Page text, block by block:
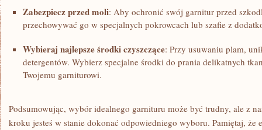
Zabezpiecz przed​ moli: ⁢Aby ochronić ⁢swój garnitur przed
przechowywać go ‍w specjalnych pokrowcach lub⁣ szafie⁣ z
Wybieraj najlepsze środki czyszczące: ‌Przy ⁣usuwaniu ⁢plam,
detergentów. Wybierz specjalne środki ​do prania delikatnych
Twojemu⁤ garniturowi.
Podsumowując, ‍wybór idealnego ⁤garnituru może być trudny, ale z
kroku jesteś w stanie dokonać odpowiedniego wyboru. Pamiętaj, że